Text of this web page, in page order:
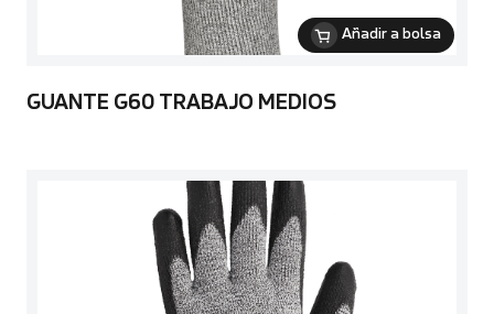
Añadir a bolsa
GUANTE G60 TRABAJO MEDIOS